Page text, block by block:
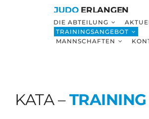
JUDOERLANGEN
DIE ABTEILUNG
TRAININGSANGEBOT
MANNSCHAFTEN
KATA –TRAINING